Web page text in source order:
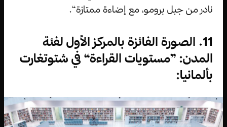
نادر من جبل برومو، مع إضاءة ممتازة“.
11. الصورة الفائزة بالمركز الأول لفئة
المدن: ”مستويات القراءة“ في شتوتغارت
بألمانيا: